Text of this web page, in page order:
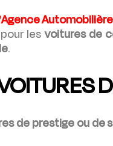
Agence
lesvoitures de
.
de prestige ou de